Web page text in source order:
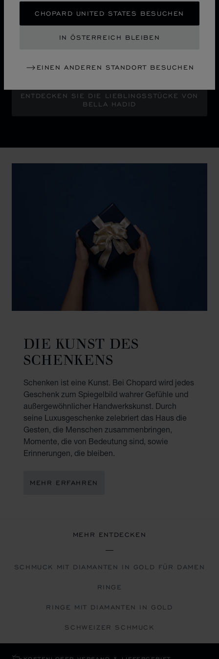
CHOPARD UNITED STATES BESUCHEN
IN ÖSTERREICH BLEIBEN
EINEN ANDEREN STANDORT BESUCHEN
Die Kampagne „Sculpted by Light“ öffnet ein neues
Chopard. Bella Hadid, die Botschafterin des Hauses,
nächtlichem Lichterglanz.
ENTDECKEN SIE DIE LIEBLINGSSTÜCKE VON
BELLA HADID
DIE KUNST DES
SCHENKENS
Schenken ist eine Kunst. Bei Chopard wird jedes
Geschenk zum Spiegelbild wahrer Gefühle und
außergewöhnlicher Handwerkskunst. Durch
seine Luxusgeschenke zelebriert das Haus die
Gesten, die Menschen zusammenbringen,
Momente, die von Bedeutung sind, sowie
Erinnerungen, die bleiben.
MEHR ERFAHREN
MEHR ENTDECKEN
SCHMUCK MIT DIAMANTEN IN GOLD FÜR DAMEN
RINGE
RINGE MIT DIAMANTEN IN GOLD
SCHWEIZER SCHMUCK